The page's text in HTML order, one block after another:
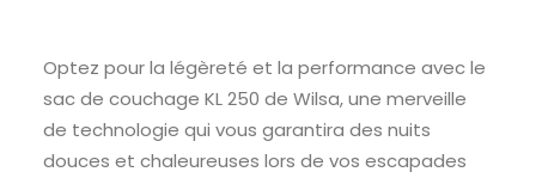
Optez pour la légèreté et la performance avec le
sac de couchage KL 250 de Wilsa, une merveille
de technologie qui vous garantira des nuits
douces et chaleureuses lors de vos escapades